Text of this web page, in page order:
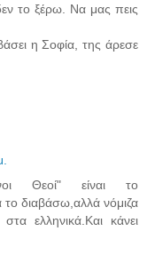
το ξέρω. Να μας πεις
η Σοφία, της άρεσε
Θεοί" είναι το
διαβάσω,αλλά νόμιζα
ελληνικά.Και κάνει